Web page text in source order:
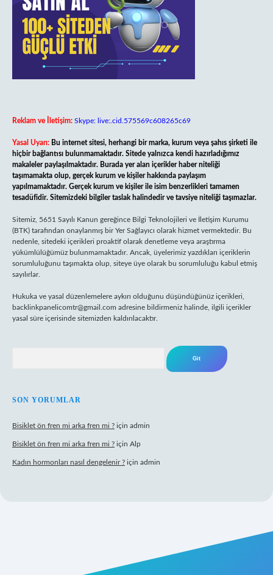
Reklam ve İletişim: Skype: live:.cid.575569c608265c69
Yasal Uyarı: Bu internet sitesi, herhangi bir marka, kurum veya şahıs şirketi ile
hiçbir bağlantısı bulunmamaktadır. Sitede yalnızca kendi hazırladığımız
makaleler paylaşılmaktadır. Burada yer alan içerikler haber niteliği
taşımamakta olup, gerçek kurum ve kişiler hakkında paylaşım
yapılmamaktadır. Gerçek kurum ve kişiler ile isim benzerlikleri tamamen
tesadüfidir. Sitemizdeki bilgiler taslak halindedir ve tavsiye niteliği taşımazlar.
Sitemiz, 5651 Sayılı Kanun gereğince Bilgi Teknolojileri ve İletişim Kurumu
(BTK) tarafından onaylanmış bir Yer Sağlayıcı olarak hizmet vermektedir. Bu
nedenle, sitedeki içerikleri proaktif olarak denetleme veya araştırma
yükümlülüğümüz bulunmamaktadır. Ancak, üyelerimiz yazdıkları içeriklerin
sorumluluğunu taşımakta olup, siteye üye olarak bu sorumluluğu kabul etmiş
sayılırlar.
Hukuka ve yasal düzenlemelere aykırı olduğunu düşündüğünüz içerikleri,
backlinkpanelicomtr@gmail.com adresine bildirmeniz halinde, ilgili içerikler
yasal süre içerisinde sitemizden kaldırılacaktır.
SON YORUMLAR
Bisiklet ön fren mi arka fren mi ? için admin
Bisiklet ön fren mi arka fren mi ? için Alp
Kadın hormonları nasıl dengelenir ? için admin